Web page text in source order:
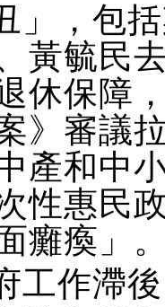
」，包
黃毓民
休保障
》審議
產和中
性惠民
癱瘓」
工作滯後